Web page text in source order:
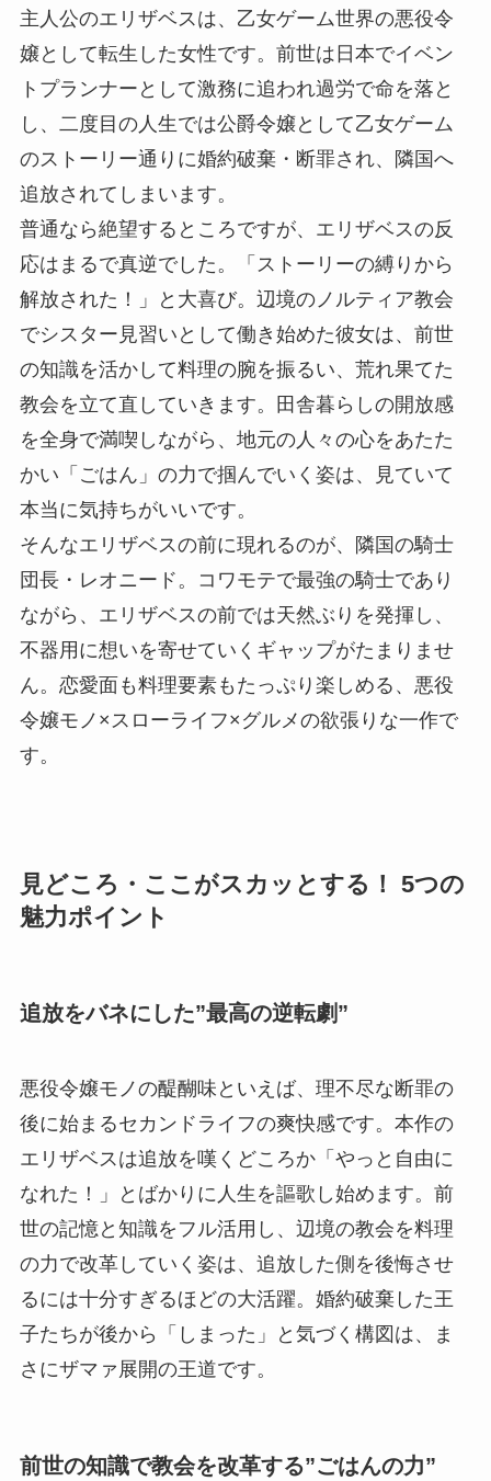
主人公のエリザベスは、乙女ゲーム世界の悪役令
嬢として転生した女性です。前世は日本でイベン
トプランナーとして激務に追われ過労で命を落と
し、二度目の人生では公爵令嬢として乙女ゲーム
のストーリー通りに婚約破棄・断罪され、隣国へ
追放されてしまいます。
普通なら絶望するところですが、エリザベスの反
応はまるで真逆でした。「ストーリーの縛りから
解放された！」と大喜び。辺境のノルティア教会
でシスター見習いとして働き始めた彼女は、前世
の知識を活かして料理の腕を振るい、荒れ果てた
教会を立て直していきます。田舎暮らしの開放感
を全身で満喫しながら、地元の人々の心をあたた
かい「ごはん」の力で掴んでいく姿は、見ていて
本当に気持ちがいいです。
そんなエリザベスの前に現れるのが、隣国の騎士
団長・レオニード。コワモテで最強の騎士であり
ながら、エリザベスの前では天然ぶりを発揮し、
不器用に想いを寄せていくギャップがたまりませ
ん。恋愛面も料理要素もたっぷり楽しめる、悪役
令嬢モノ×スローライフ×グルメの欲張りな一作で
す。
見どころ・ここがスカッとする！ 5つの
魅力ポイント
追放をバネにした”最高の逆転劇”
悪役令嬢モノの醍醐味といえば、理不尽な断罪の
後に始まるセカンドライフの爽快感です。本作の
エリザベスは追放を嘆くどころか「やっと自由に
なれた！」とばかりに人生を謳歌し始めます。前
世の記憶と知識をフル活用し、辺境の教会を料理
の力で改革していく姿は、追放した側を後悔させ
るには十分すぎるほどの大活躍。婚約破棄した王
子たちが後から「しまった」と気づく構図は、ま
さにザマァ展開の王道です。
前世の知識で教会を改革する”ごはんの力”